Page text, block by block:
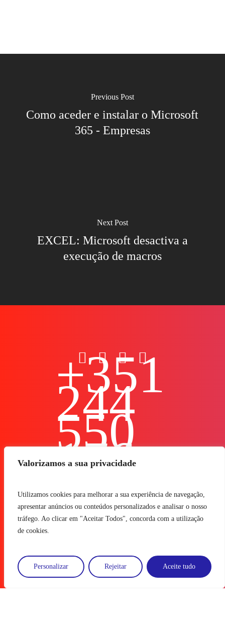
Valorizamos a sua privacidade
Utilizamos cookies para melhorar a sua experiência de navegação,
apresentar anúncios ou conteúdos personalizados e analisar o nosso
tráfego. Ao clicar em "Aceitar Todos", concorda com a utilização
de cookies.
Personalizar Rejeitar Aceite tudo
Previous Post
Como aceder e instalar o Microsoft
365 - Empresas
Next Post
EXCEL: Microsoft desactiva a
execução de macros
+351
244
550
176
José